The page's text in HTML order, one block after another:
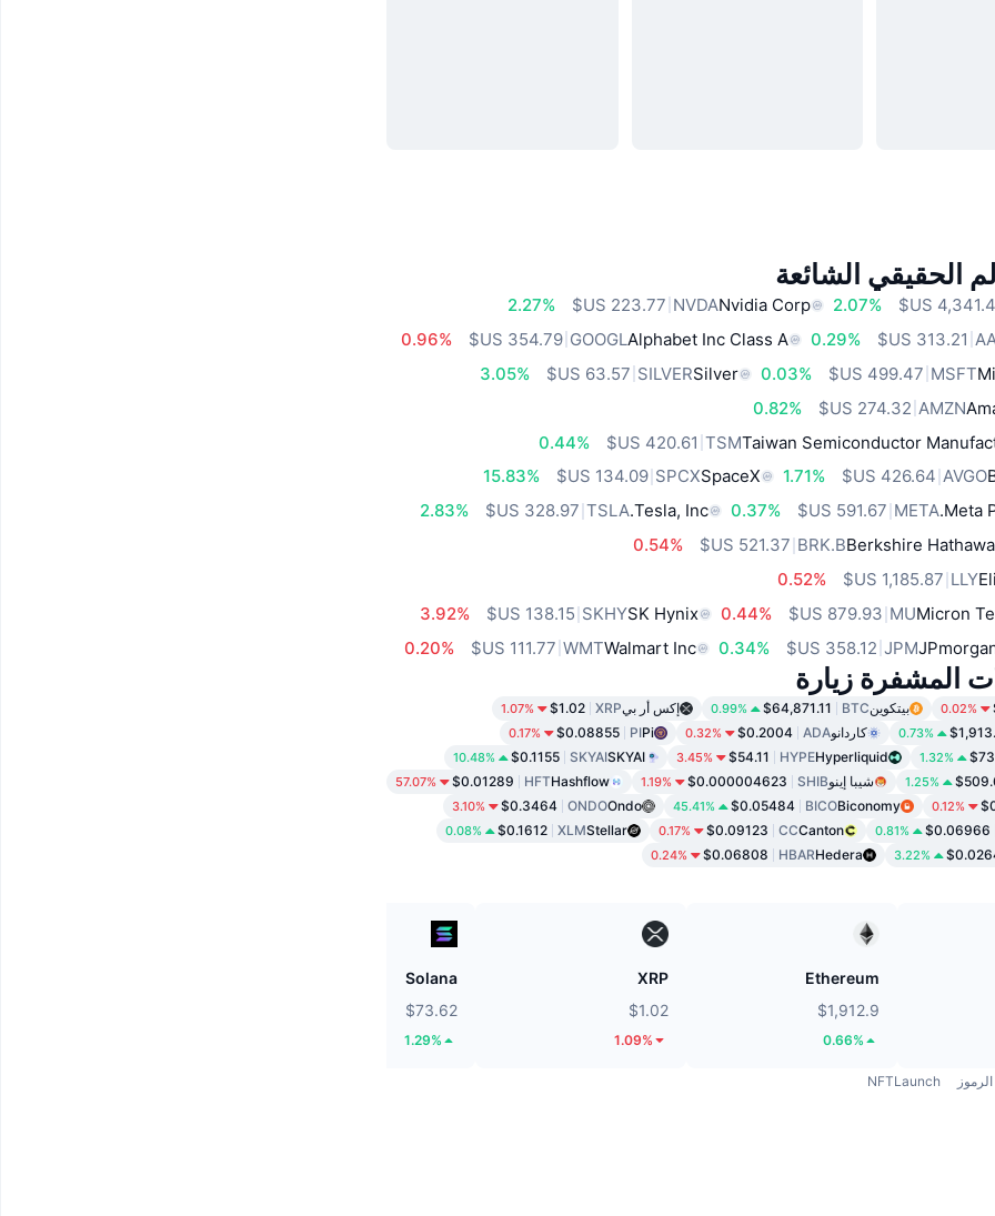
الحقيقي الشائعة
2.07%
Nvidia Corp
NVDA
2.27%
0.29%
Alphabet Inc Class A
GOOGL
‏354.79 US$
0.96%
MSFT
0.03%
Silver
SILVER
3.05%
AMZN
0.82%
Taiwan Semiconductor
TSM
0.44%
AVGO
1.71%
SpaceX
SPCX
‏134.09 US$
15.83%
Meta
META
0.37%
Tesla, Inc.
TSLA
2.83%
Berkshire
BRK.B
0.54%
LLY
0.52%
Micron
MU
0.44%
SK Hynix
SKHY
3.92%
JPM
0.34%
Walmart Inc
WMT
0.20%
المشفرة زيارة
0.02% بيتكوينBTC
$64,871.11
0.99% إكس أر بيXRP
$1.02
1.07%
0.73% كاردانوADA
$0.2004
0.32%
Pi
PI
$0.08855
0.17%
1.32%
Hyperliquid
HYPE
$54.11
3.45%
SKYAI
SKYAI
$0.1155
10.48%
1.25% شيبا إينوSHIB
$0.000004623
1.19%
Hashflow
HFT
$0.01289
57.07%
0.12%
Biconomy
BICO
$0.05484
45.41%
Ondo
ONDO
$0.3464
3.10%
$0.06966
0.81%
Canton
CC
$0.09123
0.17%
Stellar
XLM
$0.1612
0.08%
3.22%
Hedera
HBAR
$0.06808
0.24%
Ethereum
$1,912.9
0.66%
XRP
$1.02
1.09%
Solana
$73.62
1.29%
الرموز NFTLaunch